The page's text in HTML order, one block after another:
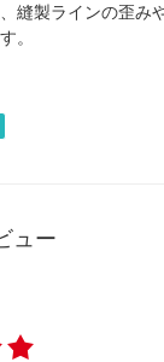
縫製ラインの歪み
。
ュー